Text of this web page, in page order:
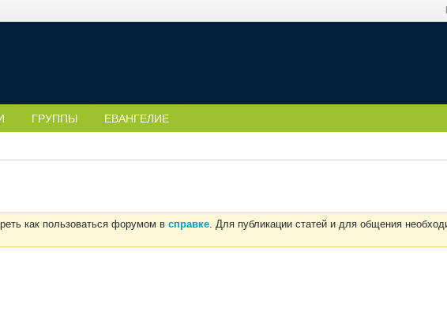
ГРУППЫ ЕВАНГЕЛИЕ
как пользоваться форумом в справке. Для публикации статей и для общения